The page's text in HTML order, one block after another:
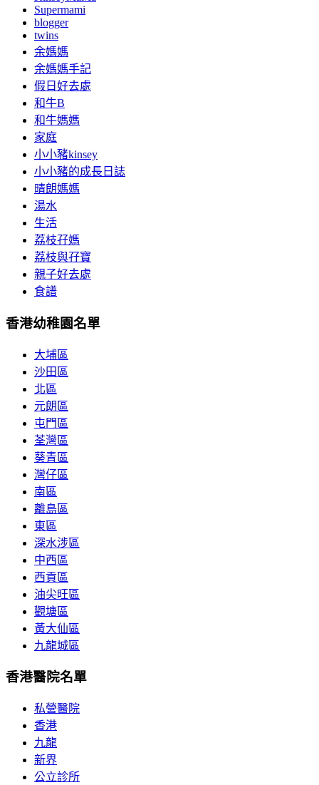
Supermami
blogger
twins
余媽媽
余媽媽手記
假日好去處
和牛B
和牛媽媽
家庭
小小豬kinsey
小小豬的成長日誌
晴朗媽媽
湯水
生活
荔枝孖媽
荔枝與孖寶
親子好去處
食譜
香港幼稚園名單
大埔區
沙田區
北區
元朗區
屯門區
荃灣區
葵青區
灣仔區
南區
離島區
東區
深水涉區
中西區
西貢區
油尖旺區
觀塘區
黃大仙區
九龍城區
香港醫院名單
私營醫院
香港
九龍
新界
公立診所